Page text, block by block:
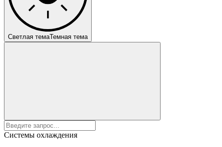
Светлая темаТемная тема
Системы охлаждения